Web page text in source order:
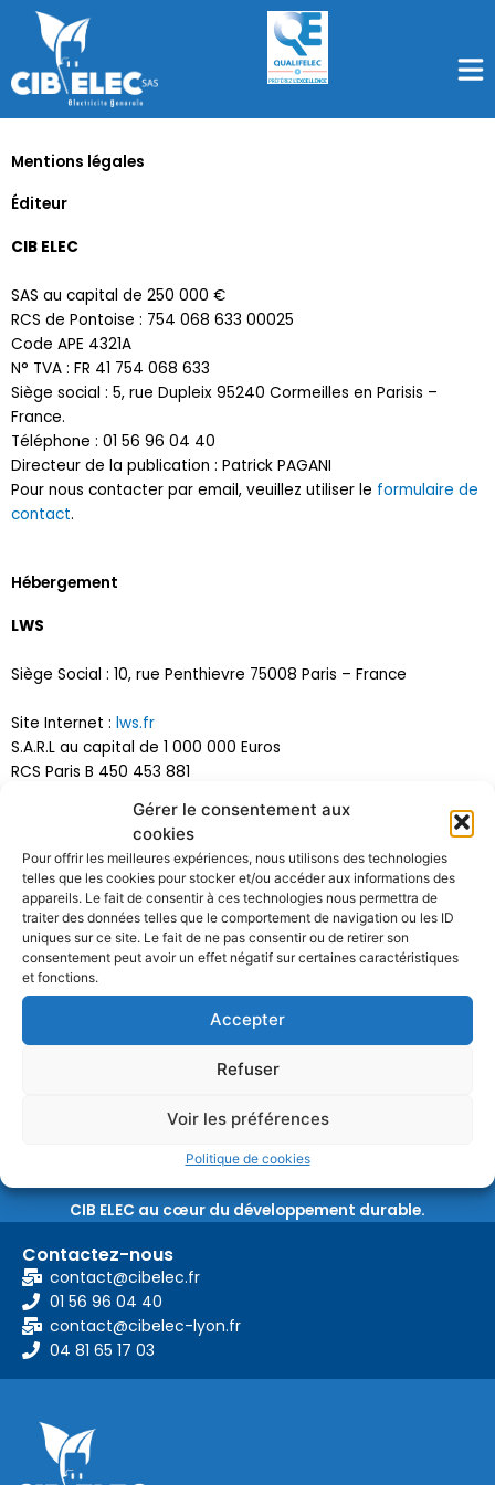
Gérer le consentement aux
cookies
Pour offrir les meilleures expériences, nous utilisons des technologies
telles que les cookies pour stocker et/ou accéder aux informations des
appareils. Le fait de consentir à ces technologies nous permettra de
traiter des données telles que le comportement de navigation ou les ID
uniques sur ce site. Le fait de ne pas consentir ou de retirer son
consentement peut avoir un effet négatif sur certaines caractéristiques
et fonctions.
Accepter
Refuser
Voir les préférences
Politique de cookies
contenu
Mentions légales
Éditeur
CIB ELEC
SAS au capital de 250 000 €
RCS de Pontoise : 754 068 633 00025
Code APE 4321A
N° TVA : FR 41 754 068 633
Siège social : 5, rue Dupleix 95240 Cormeilles en Parisis –
France.
Téléphone : 01 56 96 04 40
Directeur de la publication : Patrick PAGANI
Pour nous contacter par email, veuillez utiliser le formulaire de
contact.
Hébergement
LWS
Siège Social : 10, rue Penthievre 75008 Paris – France
Site Internet : lws.fr
S.A.R.L au capital de 1 000 000 Euros
RCS Paris B 450 453 881
Confidentialité et protection des données
Ce site Internet utilise une connexion chiffrée, ce qui signifie
que vos données ne sont pas transmises « en clair » depuis
votre ordinateur vers le réseau. Elles sont cryptées au
préalable afin de garantir un niveau de sécurité optimal.
L’hébergement est assuré par la société Française LWS, sur
des serveurs situés en France. Vous pouvez consulter les
protection des données personnelles
CIB ELEC au cœur du développement durable.
Contactez-nous
contact@cibelec.fr
01 56 96 04 40
contact@cibelec-lyon.fr
04 81 65 17 03